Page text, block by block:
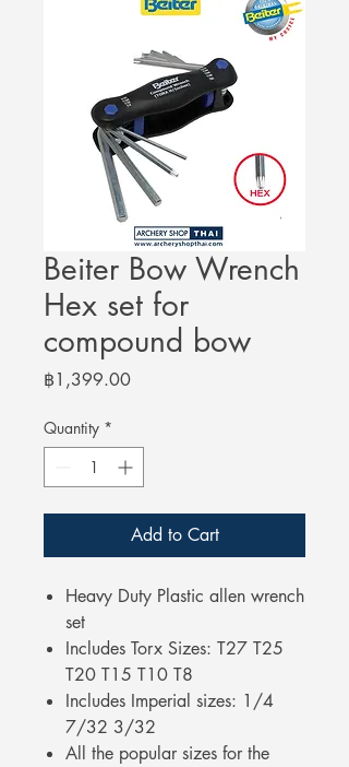
Beiter Bow Wrench
Hex set for
compound bow
฿1,399.00Price
Quantity *
Add to Cart
Heavy Duty Plastic allen wrench
set
Includes Torx Sizes: T27 T25
T20 T15 T10 T8
Includes Imperial sizes: 1/4
7/32 3/32
All the popular sizes for the